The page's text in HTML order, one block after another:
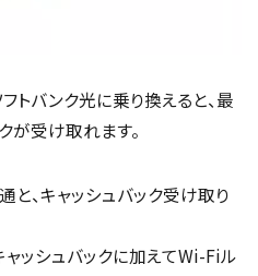
トバンク光に乗り換えると、最
が受け取れます。
、キャッシュバック受け取り
ャッシュバックに加えてWi-Fiル